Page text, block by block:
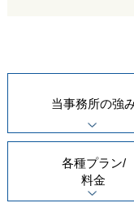
当事務所の強
各種プラン/
料金